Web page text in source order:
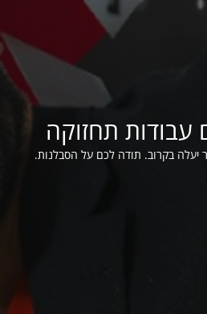
עבודות תחזוקה
יעלה בקרוב. תודה לכם על הסבלנות.